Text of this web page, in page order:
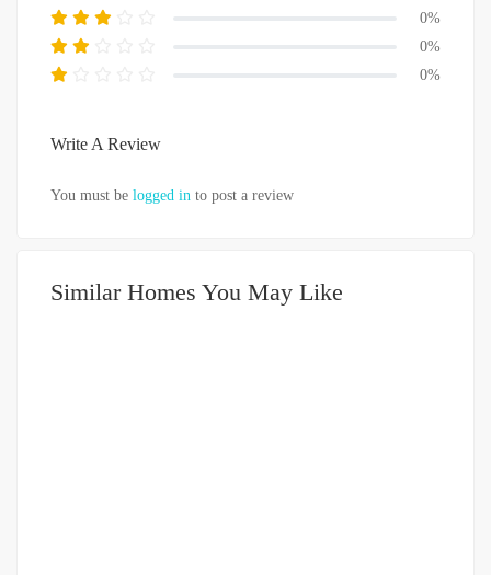
0%
0%
0%
Write A Review
You must be logged in to post a review
Similar Homes You May Like